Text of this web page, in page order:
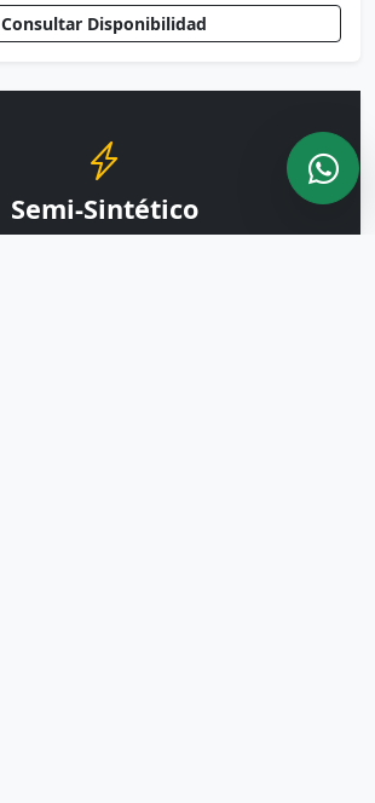
Consultar Disponibilidad
Semi-Sintético